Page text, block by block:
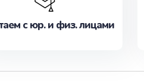
с юр. и физ. лицами